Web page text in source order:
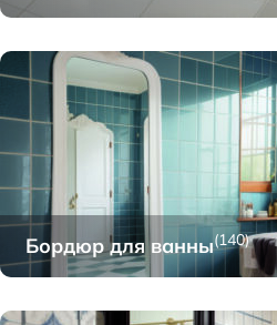
Бордюр для ванны(140)